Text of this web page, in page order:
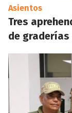
Asientos
Tres
de graderías